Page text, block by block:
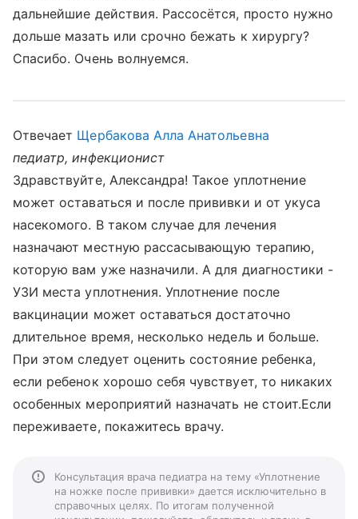
дальнейшие действия. Рассосётся, просто нужно
дольше мазать или срочно бежать к хирургу?
Спасибо. Очень волнуемся.
Отвечает Щербакова Алла Анатольевна
педиатр, инфекционист
Здравствуйте, Александра! Такое уплотнение
может оставаться и после прививки и от укуса
насекомого. В таком случае для лечения
назначают местную рассасывающую терапию,
которую вам уже назначили. А для диагностики -
УЗИ места уплотнения. Уплотнение после
вакцинации может оставаться достаточно
длительное время, несколько недель и больше.
При этом следует оценить состояние ребенка,
если ребенок хорошо себя чувствует, то никаких
особенных мероприятий назначать не стоит.Если
переживаете, покажитесь врачу.
Консультация врача педиатра на тему «Уплотнение
на ножке после прививки» дается исключительно в
справочных целях. По итогам полученной